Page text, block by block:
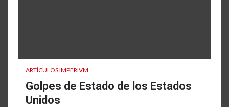
ARTÌCULOS IMPERIVM
Golpes de Estado de los Estados
Unidos